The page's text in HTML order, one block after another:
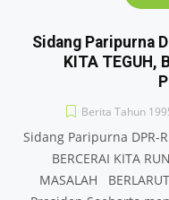
Sidang Paripurna
KITA TEGUH,
Berita Tahun
Sidang Paripurna DPR-
BERCERAI KITA
MASALAH